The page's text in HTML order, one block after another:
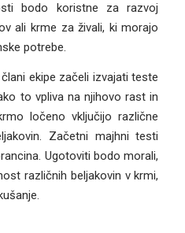
bodo koristne za razvoj
ali krme za živali, ki morajo
potrebe.
ekipe začeli izvajati teste
to vpliva na njihovo rast in
ločeno vključijo različne
Začetni majhni testi
Ugotoviti bodo morali,
različnih beljakovin v krmi,